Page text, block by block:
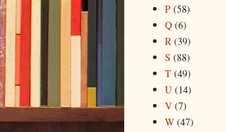
P (58)
Q (6)
R (39)
S (88)
T (49)
U (14)
V (7)
W (47)